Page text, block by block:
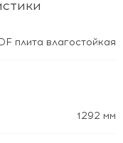
плита влагостойкая
1292 мм